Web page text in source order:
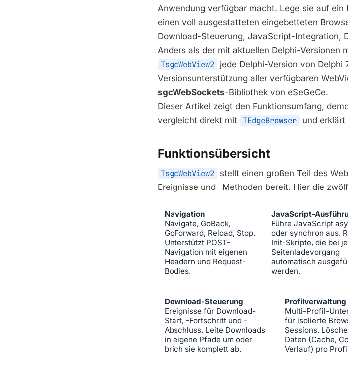
Anwendung verfügbar macht. Lege sie auf ein
einen voll ausgestatteten eingebetteten
Download-Steuerung, JavaScript-Integration,
Anders als der mit aktuellen Delphi-Versionen
TsgcWebView2 jede Delphi-Version von
Versionsunterstützung aller verfügbaren
sgcWebSockets-Bibliothek von eSeGeCe.
Dieser Artikel zeigt den Funktionsumfang,
vergleicht direkt mit TEdgeBrowser und erklärt
Funktionsübersicht
TsgcWebView2 stellt einen großen Teil des
Ereignisse und -Methoden bereit. Hier die
Navigation
Navigate, GoBack,
GoForward, Reload, Stop.
Unterstützt POST-
Navigation mit eigenen
Headern und Request-
Bodies.
JavaScript-
Führe JavaScript
oder synchron aus.
Init-Skripte, die bei
Seitenladevorgang
automatisch
werden.
Download-Steuerung
Ereignisse für Download-
Start, -Fortschritt und -
Abschluss. Leite Downloads
in eigene Pfade um oder
brich sie komplett ab.
Profilverwaltung
Multi-Profil-
für isolierte
Sessions.
Daten (Cache,
Verlauf) pro